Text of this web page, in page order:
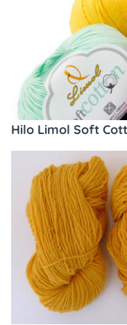
Hilo Limol Soft